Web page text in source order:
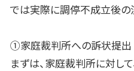
では実際に調停不成立後の
①家庭裁判所への訴状提出
まずは、家庭裁判所に対し